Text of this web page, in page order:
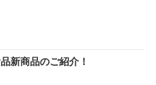
新商品のご紹介！